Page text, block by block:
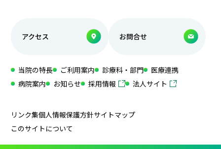
アクセス お問合せ
当院の特長 ご利用案内 診療科・部門
医療連携
病院案内
お知らせ 採用情報 法人サイト
リンク集個人情報保護方針サイトマップ
このサイトについて